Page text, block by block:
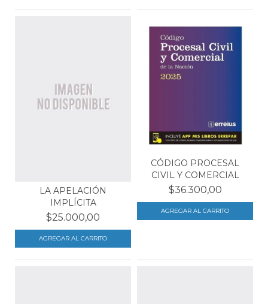
LA APELACIÓN
IMPLÍCITA
$25.000,00
CÓDIGO PROCESAL
CIVIL Y COMERCIAL
$36.300,00